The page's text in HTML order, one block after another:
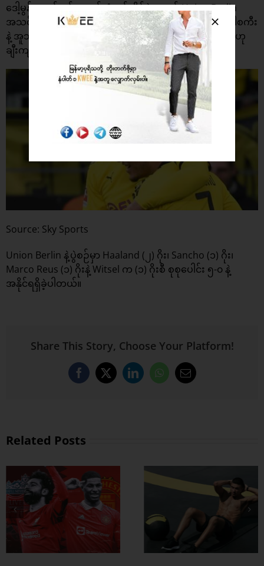
ဒေါ့မွန်အသင်းနှင့် နောက်ဆုံးရင်ဆိုင်ခဲ့ရသည့် Union Berlin
အသင်း၏ နောက်ခံလူ ဆူဘိုတစ်က ”ဟာလန်းဟာ လီဝန်ဒေါစကီး
နဲ့ အူဘာမီယန်းတို့ ပေါင်းစပ်ထားသလို ကစားသမားမျိုးပါ” ဟု
ချီးကျူးပြောကြားခဲ့သည်။
Source: Sky Sports
Union Berlin နဲ့ပွဲစဉ်မှာ Haaland (၂) ဂိုး၊ Sancho (၁) ဂိုး၊
Marco Reus (၁) ဂိုးနဲ့ Witsel က (၁) ဂိုးစီ စုစုပေါင်း ၅-၀ နဲ့
အနိုင်ရရှိခဲ့ပါတယ်။
Share This Story, Choose Your Platform!
Facebook
X LinkedInWhatsApp
Email
Related Posts
ထိထိရောက်ရောက်
ဗိုက်ခေါက် အဆီ
တွေ ချဖို့